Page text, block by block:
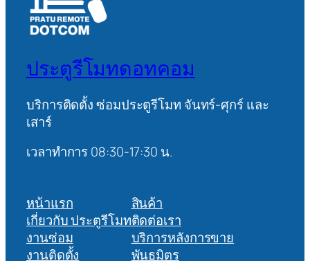
ประตูรีโมทดอทคอม
บริการติดตั้ง ซ่อมประตูรีโมท จันทร์-ศุกร์ และ
เสาร์
เวลาทำการ 08:30-17:30 น.
หน้าแรก
เกี่ยวกับ ประตูรีโมท
งานซ่อม
งานติดตั้ง
สินค้า
ติดต่อเรา
บริการหลังการขาย
พันธมิตร